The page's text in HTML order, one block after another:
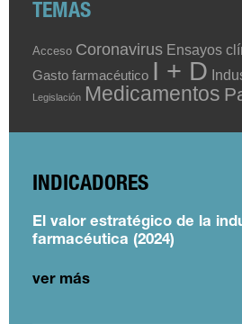
TEMAS
Acceso Coronavirus Ensayos
Gasto farmacéutico I + D
Legislación Medicamentos
INDICADORES
El valor estratégico de la
farmacéutica (2024)
ver más